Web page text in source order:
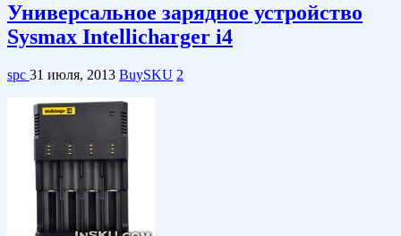
Универсальное зарядное устройство
Sysmax Intellicharger i4
spc 31 июля, 2013 BuySKU 2